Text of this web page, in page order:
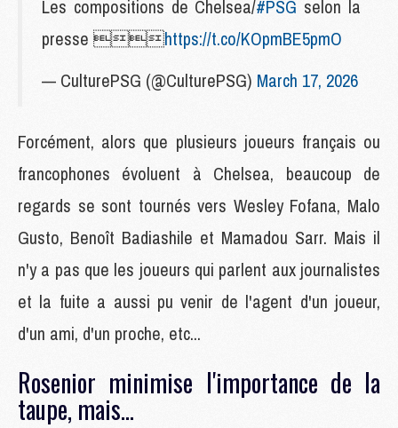
Les compositions de Chelsea/#PSG selon la
presse https://t.co/KOpmBE5pmO
— CulturePSG (@CulturePSG) March 17, 2026
Forcément, alors que plusieurs joueurs français ou
francophones évoluent à Chelsea, beaucoup de
regards se sont tournés vers Wesley Fofana, Malo
Gusto, Benoît Badiashile et Mamadou Sarr. Mais il
n'y a pas que les joueurs qui parlent aux journalistes
et la fuite a aussi pu venir de l'agent d'un joueur,
d'un ami, d'un proche, etc...
Rosenior minimise l'importance de la
taupe, mais...